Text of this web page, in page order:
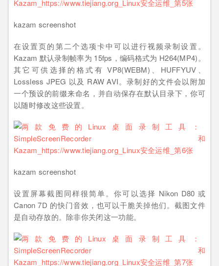
kazam screenshot
在设置页的第二个选项卡中可以进行视频录制设置。
Kazam 默认录制帧率为 15fps，编码格式为 H264(MP4)。
其它可供选择的格式有 VP8(WEBM)、HUFFYUV、
Lossless JPEG 以及 RAW AVI。录制好的文件会以附加
一个预设的前缀来命名，并自动保存在默认目录下，你可
以随时修改这些设置。
kazam screenshot
设置屏幕截图同样很简单。你可以选择 Nikon D80 或
Canon 7D 的快门音效，也可以干脆关掉他们。截图文件
是自动存放的。除非你关闭这一功能。